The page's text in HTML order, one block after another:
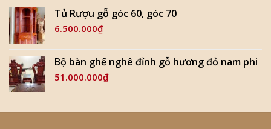
Tủ Rượu gỗ góc 60, góc 70
6.500.000₫
Bộ bàn ghế nghê đỉnh gỗ hương đỏ nam phi
51.000.000₫